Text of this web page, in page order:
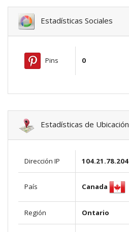
Estadísticas Sociales
Pins 0
Estadísticas de Ubicación
Dirección IP 104.21.78.204
País Canada
Región Ontario